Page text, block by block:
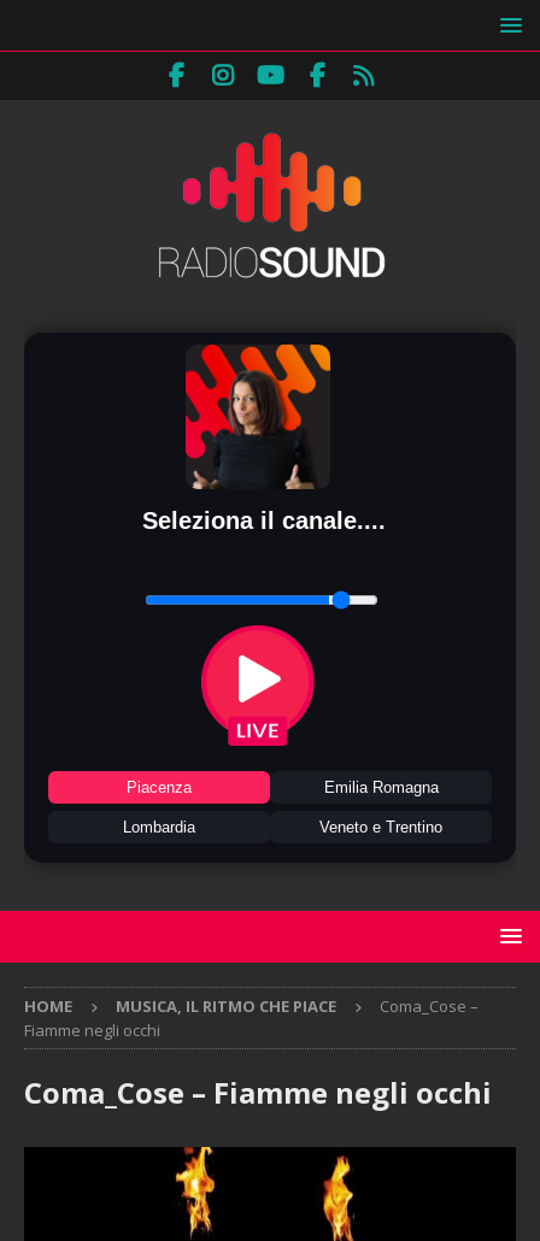
Seleziona il canale....
Piacenza Emilia Romagna
Lombardia Veneto e Trentino
HOME MUSICA, IL RITMO CHE PIACE
Coma_Cose –
Fiamme negli occhi
Coma_Cose – Fiamme negli occhi